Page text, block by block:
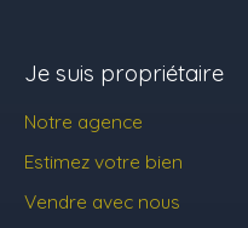
Je suis propriétaire
Notre agence
Estimez votre bien
Vendre avec nous